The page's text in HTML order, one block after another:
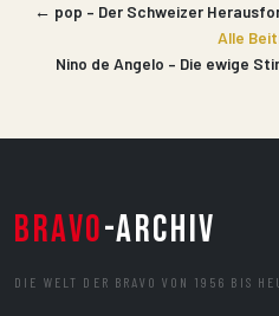
← pop – Der Schweizer
Alle
Nino de Angelo – Die ewige
BRAVO-ARCHIV
DIE WELT DER BRAVO VON 1956 BIS